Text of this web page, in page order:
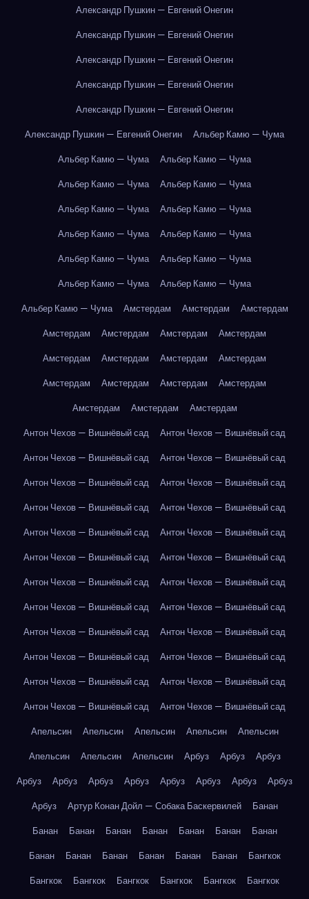
Александр Пушкин — Евгений Онегин
Александр Пушкин — Евгений Онегин
Александр Пушкин — Евгений Онегин
Александр Пушкин — Евгений Онегин
Александр Пушкин — Евгений Онегин
Александр Пушкин — Евгений Онегин
Альбер Камю — Чума
Альбер Камю — Чума
Альбер Камю — Чума
Альбер Камю — Чума
Альбер Камю — Чума
Альбер Камю — Чума
Альбер Камю — Чума
Альбер Камю — Чума
Альбер Камю — Чума
Альбер Камю — Чума
Альбер Камю — Чума
Альбер Камю — Чума
Альбер Камю — Чума
Альбер Камю — Чума
Амстердам Амстердам
Амстердам
Амстердам
Амстердам Амстердам
Амстердам
Амстердам
Амстердам Амстердам
Амстердам
Амстердам
Амстердам Амстердам
Амстердам
Амстердам
Амстердам
Амстердам
Антон Чехов — Вишнёвый сад
Антон Чехов — Вишнёвый сад
Антон Чехов — Вишнёвый сад
Антон Чехов — Вишнёвый сад
Антон Чехов — Вишнёвый сад
Антон Чехов — Вишнёвый сад
Антон Чехов — Вишнёвый сад
Антон Чехов — Вишнёвый сад
Антон Чехов — Вишнёвый сад
Антон Чехов — Вишнёвый сад
Антон Чехов — Вишнёвый сад
Антон Чехов — Вишнёвый сад
Антон Чехов — Вишнёвый сад
Антон Чехов — Вишнёвый сад
Антон Чехов — Вишнёвый сад
Антон Чехов — Вишнёвый сад
Антон Чехов — Вишнёвый сад
Антон Чехов — Вишнёвый сад
Антон Чехов — Вишнёвый сад
Антон Чехов — Вишнёвый сад
Антон Чехов — Вишнёвый сад
Антон Чехов — Вишнёвый сад
Антон Чехов — Вишнёвый сад
Антон Чехов — Вишнёвый сад
Апельсин
Апельсин Апельсин Апельсин
Апельсин
Апельсин
Апельсин Апельсин Арбуз Арбуз
Арбуз
Арбуз
Арбуз Арбуз Арбуз Арбуз Арбуз Арбуз
Арбуз
Арбуз
Артур Конан Дойл — Собака Баскервилей
Банан
Банан
Банан Банан Банан Банан Банан
Банан
Банан
Банан Банан Банан Банан Банан
Бангкок
Бангкок
Бангкок Бангкок Бангкок Бангкок Бангкок